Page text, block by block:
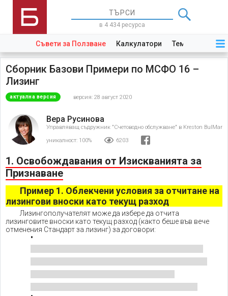
в 4 434 ресурса
Съвети за Ползване Калкулатори Теми Закони
Сборник Базови Примери по МСФО 16 –
Лизинг
актуална версия версия: 28 август 2020
Вера Русинова
Управляващ съдружник "Счетоводно обслужване" в Kreston BulMar
уникалност: 100% 6203
1. Освобождавания от Изискванията за
Признаване
Пример 1. Облекчени условия за отчитане на
лизингови вноски като текущ разход
Лизингополучателят може да избере да отчита
лизинговите вноски като текущ разход (както беше във вече
отменения Стандарт за лизинг) за договори: